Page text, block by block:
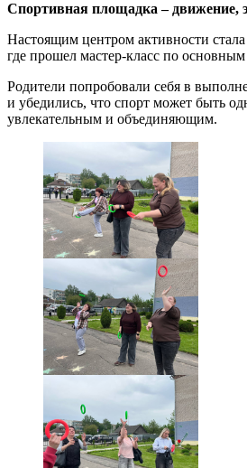
Спортивная площадка – движение,
Настоящим центром активности
где прошел мастер-класс по
Родители попробовали себя в
и убедились, что спорт может быть
увлекательным и объединяющим.